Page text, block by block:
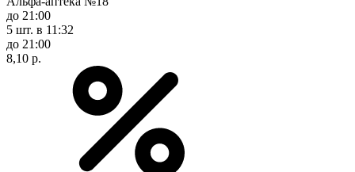
до 21:00
5 шт. в 11:32
до 21:00
8,10 р.